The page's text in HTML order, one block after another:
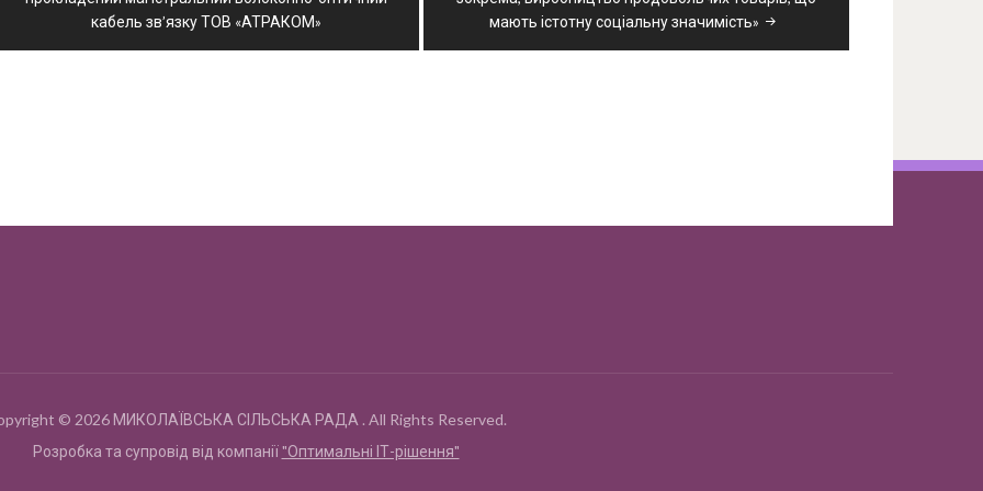
кабель зв’язку ТОВ «АТРАКОМ»
мають істотну соціальну значимість»
© 2026 МИКОЛАЇВСЬКА СІЛЬСЬКА РАДА . All Rights Reserved.
Розробка та супровід від компанії"Оптимальні ІТ-рішення"